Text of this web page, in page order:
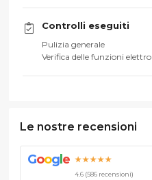
Controlli eseguiti
Pulizia generale
Verifica delle funzioni
Le nostre recensioni
Goog e ★★★★★
4.6 (586 recensioni)